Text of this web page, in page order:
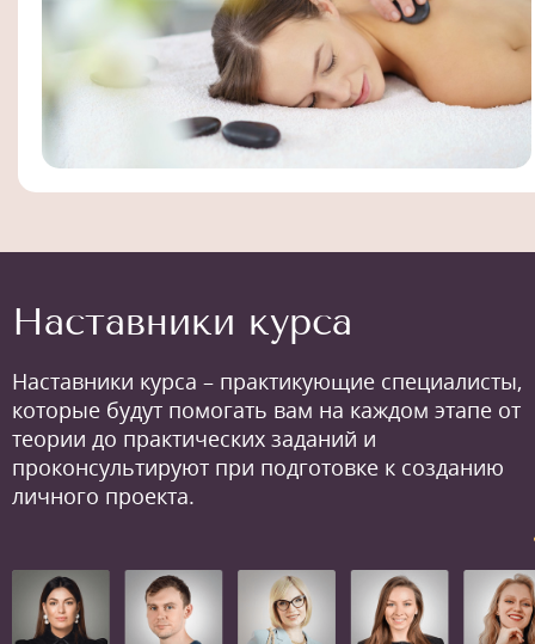
Наставники курса
Наставники курса – практикующие специалисты,
которые будут помогать вам на каждом этапе от
теории до практических заданий и
проконсультируют при подготовке к созданию
личного проекта.